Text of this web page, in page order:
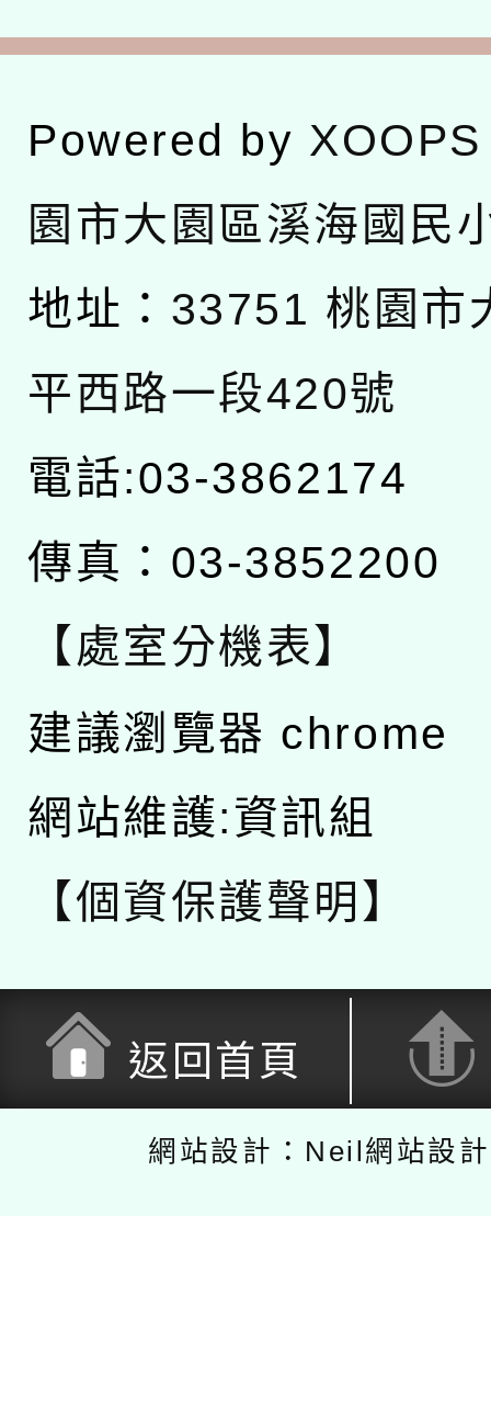
Powered by XOOPS
園市大園區溪海國民
地址： 33751 桃園市
平西路一段420號
電話:03-3862174
傳真：03-3852200
【處室分機表】
建議瀏覽器 chrome
網站維護:資訊組
【個資保護聲明】
返回首頁
網站設計：Neil網站設